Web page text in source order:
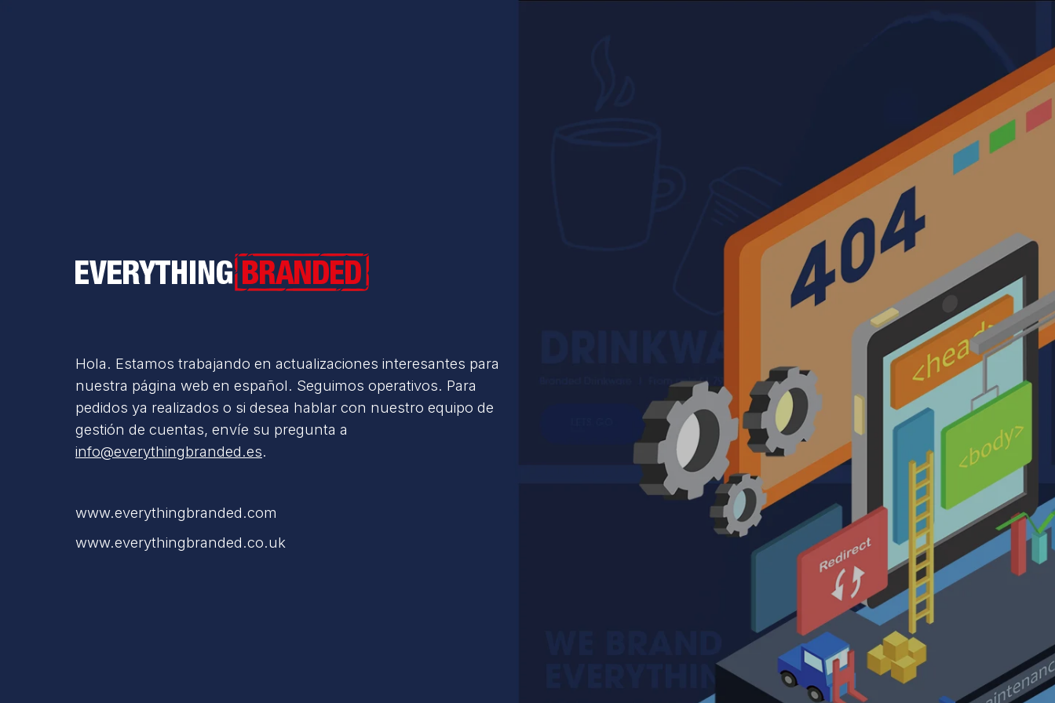
Everything Branded
Hola. Estamos trabajando en actualizaciones interesantes para
nuestra página web en español. Seguimos operativos. Para
pedidos ya realizados o si desea hablar con nuestro equipo de
gestión de cuentas, envíe su pregunta a
info@everythingbranded.es.
www.everythingbranded.com
www.everythingbranded.co.uk